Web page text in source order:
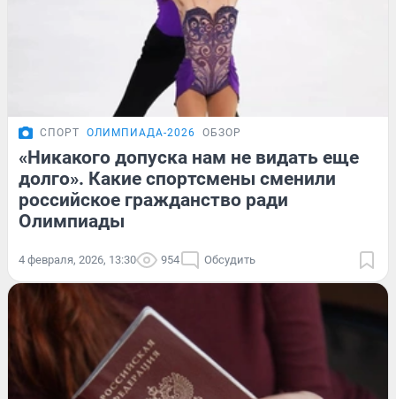
СПОРТ ОЛИМПИАДА-2026 ОБЗОР
«Никакого допуска нам не видать еще
долго». Какие спортсмены сменили
российское гражданство ради
Олимпиады
4 февраля, 2026, 13:30 954 Обсудить